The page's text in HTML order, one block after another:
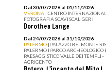
Dal 30/07/2026 al 01/11/2026
VERONA | CENTRO
FOTOGRAFIA SCAVI SCALIGERI
Dorothea Lange
Dal 24/07/2026 al 31/10/2026
PALERMO | PALAZZO BELMONTE
PALERMO I PARCO ARCHEOLOGICO
PAESAGGISTICO VALLE DEI TEMPLI -
AGRIGENTO